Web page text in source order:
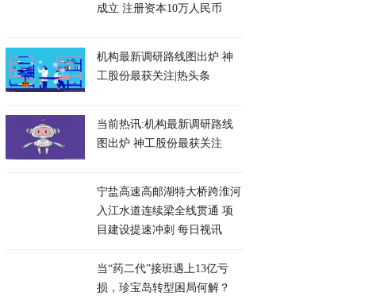
成立 注册资本10万人民币
机构最新调研路线图出炉 神
工股份最获关注|热头条
当前热讯:机构最新调研路线
图出炉 神工股份最获关注
宁盐高速高邮湖特大桥跨淮河
入江水道连续梁全线贯通 项
目建设提速冲刺 每日视讯
当“药二代”接班遇上13亿亏
损，珍宝岛转型困局何解？